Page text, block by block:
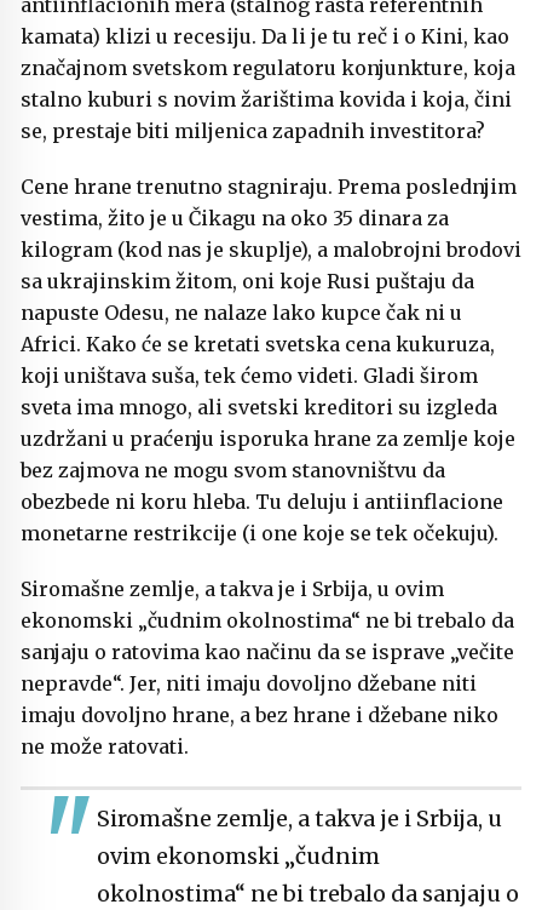
kamata) klizi u recesiju. Da li je tu reč i o Kini, kao
značajnom svetskom regulatoru konjunkture, koja
stalno kuburi s novim žarištima kovida i koja, čini
se, prestaje biti miljenica zapadnih investitora?
Cene hrane trenutno stagniraju. Prema poslednjim
vestima, žito je u Čikagu na oko 35 dinara za
kilogram (kod nas je skuplje), a malobrojni brodovi
sa ukrajinskim žitom, oni koje Rusi puštaju da
napuste Odesu, ne nalaze lako kupce čak ni u
Africi. Kako će se kretati svetska cena kukuruza,
koji uništava suša, tek ćemo videti. Gladi širom
sveta ima mnogo, ali svetski kreditori su izgleda
uzdržani u praćenju isporuka hrane za zemlje koje
bez zajmova ne mogu svom stanovništvu da
obezbede ni koru hleba. Tu deluju i antiinflacione
monetarne restrikcije (i one koje se tek očekuju).
Siromašne zemlje, a takva je i Srbija, u ovim
ekonomski „čudnim okolnostima“ ne bi trebalo da
sanjaju o ratovima kao načinu da se isprave „večite
nepravde“. Jer, niti imaju dovoljno džebane niti
imaju dovoljno hrane, a bez hrane i džebane niko
ne može ratovati.
Siromašne zemlje, a takva je i Srbija, u
ovim ekonomski „čudnim
okolnostima“ ne bi trebalo da sanjaju o